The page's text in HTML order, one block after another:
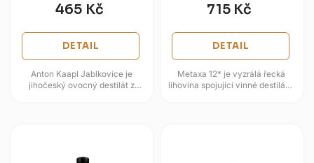
465 Kč
DETAIL
Anton Kaapl Jablkovice je
jihočeský ovocný destilát z
715 Kč
DETAIL
Metaxa 12* je vyzrálá řecká
lihovina spojující vinné destiláty,